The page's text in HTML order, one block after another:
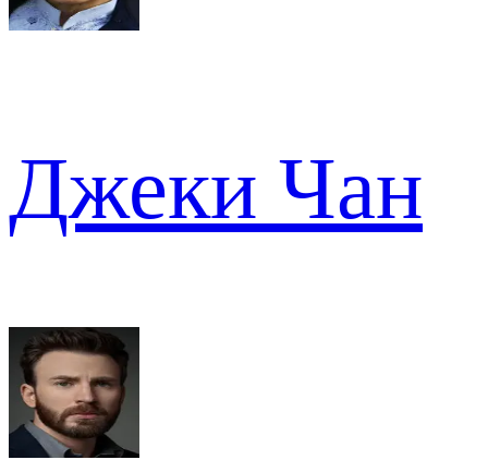
Джеки Чан